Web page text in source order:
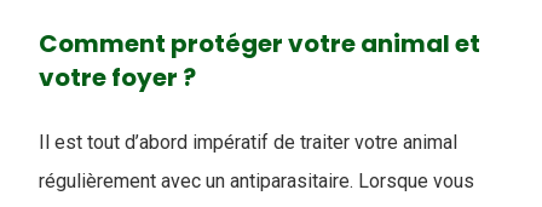
Comment protéger votre animal et
votre foyer ?
Il est tout d’abord impératif de traiter votre animal
régulièrement avec un antiparasitaire. Lorsque vous